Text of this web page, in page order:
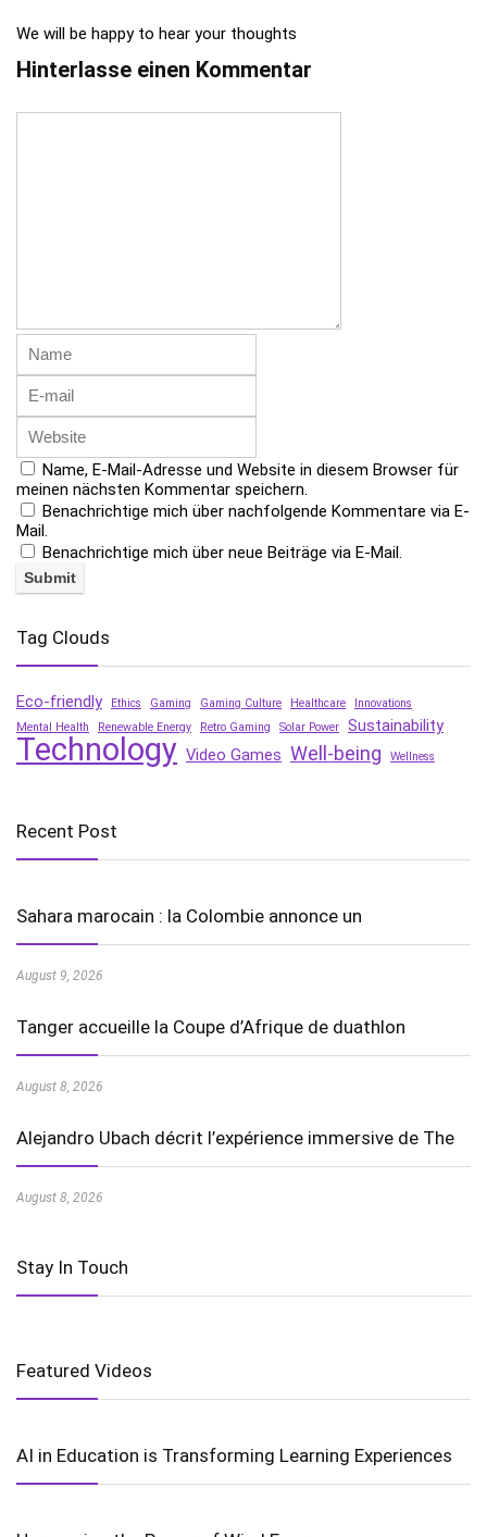
We will be happy to hear your thoughts
Hinterlasse einen Kommentar
Name, E-Mail-Adresse und Website in diesem Browser für
meinen nächsten Kommentar speichern.
Benachrichtige mich über nachfolgende Kommentare via E-
Mail.
Benachrichtige mich über neue Beiträge via E-Mail.
Tag Clouds
Eco-friendly Ethics Gaming Gaming Culture Healthcare
Innovations
Mental Health
Renewable Energy Retro Gaming Solar Power Sustainability
Technology Video Games Well-being Wellness
Recent Post
Sahara marocain : la Colombie annonce un
August 9, 2026
Tanger accueille la Coupe d’Afrique de duathlon
August 8, 2026
Alejandro Ubach décrit l’expérience immersive de The
August 8, 2026
Stay In Touch
Featured Videos
AI in Education is Transforming Learning Experiences